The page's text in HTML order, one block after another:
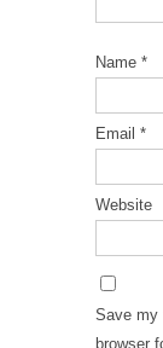
Name *
Email *
Website
Save my
browser